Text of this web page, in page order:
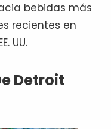
bebidas más
recientes en
UU.
Detroit